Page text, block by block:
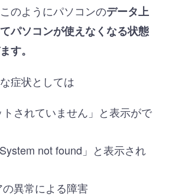
のようにパソコンのデータ上
パソコンが使えなくなる状態
す。
症状としては
トされていません」と表示がで
not found」と表示され
異常による障害